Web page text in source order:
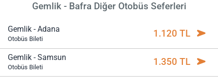
Gemlik - Bafra Diğer Otobüs Seferleri
Gemlik - Adana
Otobüs Bileti 1.120 TL
Gemlik - Samsun
Otobüs Bileti 1.350 TL